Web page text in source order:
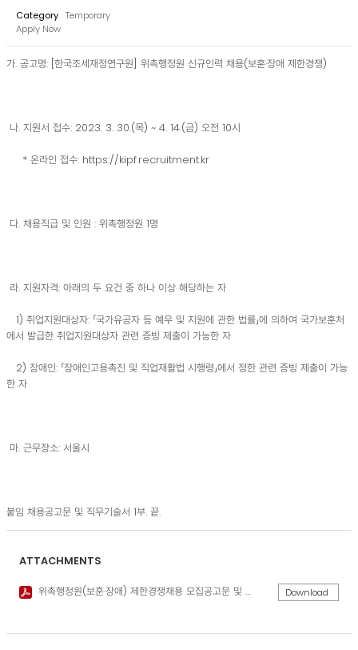
Category Temporary
Apply Now
가. 공고명: [한국조세재정연구원] 위촉행정원 신규인력 채용(보훈·장애 제한경쟁)
나. 지원서 접수: 2023. 3. 30.(목) ~ 4. 14.(금) 오전 10시
* 온라인 접수: https://kipf.recruitment.kr
다. 채용직급 및 인원 : 위촉행정원 1명
라. 지원자격: 아래의 두 요건 중 하나 이상 해당하는 자
1) 취업지원대상자: 「국가유공자 등 예우 및 지원에 관한 법률」에 의하여 국가보훈처
에서 발급한 취업지원대상자 관련 증빙 제출이 가능한 자
2) 장애인: 「장애인고용촉진 및 직업재활법 시행령」에서 정한 관련 증빙 제출이 가능
한 자
마. 근무장소: 서울시
붙임 채용공고문 및 직무기술서 1부. 끝.
ATTACHMENTS
위촉행정원(보훈·장애) 제한경쟁채용 모집공고문 및 직무기술서.pdf Download